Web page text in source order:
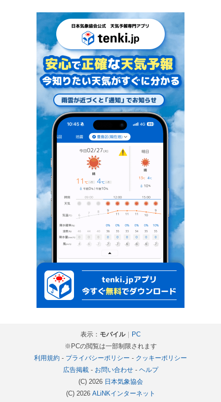
表示： モバイル｜
PC
※PCの閲覧は一部制限されます
利用規約 - プライバシーポリシー - クッキーポリシー
広告掲載- お問い合わせ- ヘルプ
(C) 2026 日本気象協会
(C) 2026 ALiNKインターネット